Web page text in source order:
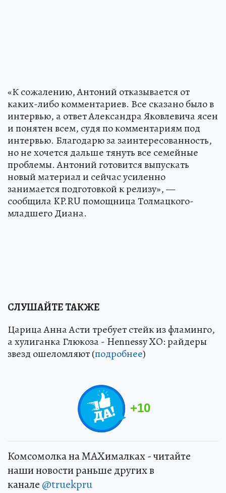
«К сожалению, Антоний отказывается от
каких-либо комментариев. Все сказано было в
интервью, а ответ Александра Яковлевича ясен
и понятен всем, судя по комментариям под
интервью. Благодарю за заинтересованность,
но не хочется дальше тянуть все семейные
проблемы. Антоний готовится выпускать
новый материал и сейчас усиленно
занимается подготовкой к релизу», —
сообщила KP.RU помощница Толмацкого-
младшего Диана.
СЛУШАЙТЕ ТАКЖЕ
Царица Анна Асти требует стейк из фламинго,
а хулиганка Глюкоза - Hennessy XO: райдеры
звезд ошеломляют (подробнее)
+10
Комсомолка на MAXималках - читайте
наши новости раньше других в
канале @truekpru